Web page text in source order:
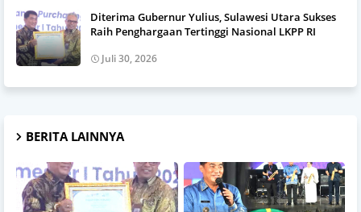
Diterima Gubernur Yulius, Sulawesi Utara Sukses
Raih Penghargaan Tertinggi Nasional LKPP RI
Juli 30, 2026
BERITA LAINNYA